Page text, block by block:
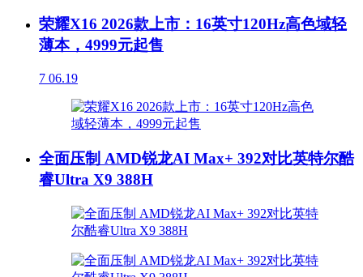
荣耀X16 2026款上市：16英寸120Hz高色域轻
薄本，4999元起售
7 06.19
全面压制 AMD锐龙AI Max+ 392对比英特尔酷
睿Ultra X9 388H